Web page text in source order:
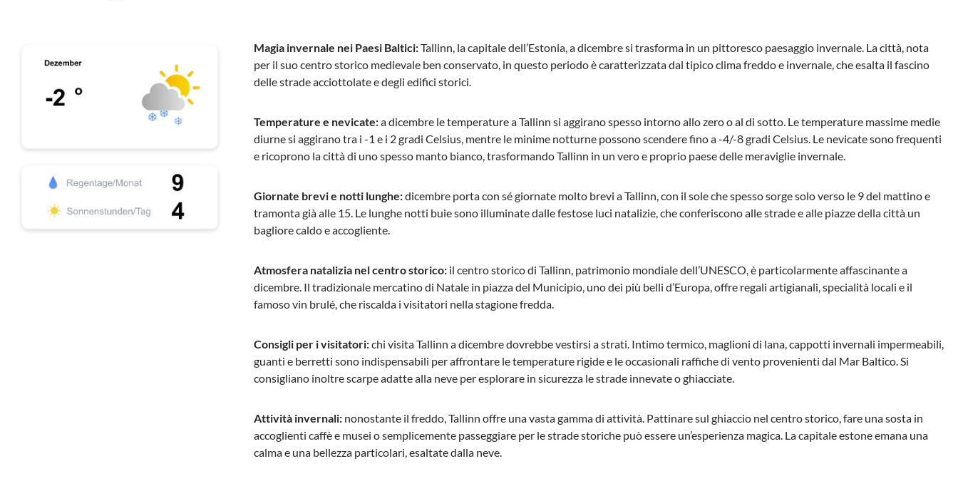
Magia invernale nei Paesi Baltici:Tallinn, la capitale dell’Estonia, a dicembre si trasforma in un pittoresco paesaggio invernale. La città, nota
per il suo centro storico medievale ben conservato, in questo periodo è caratterizzata dal tipico clima freddo e invernale, che esalta il fascino
delle strade acciottolate e degli edifici storici.
Temperature e nevicate:a dicembre le temperature a Tallinn si aggirano spesso intorno allo zero o al di sotto. Le temperature massime medie
diurne si aggirano tra i -1 e i 2 gradi Celsius, mentre le minime notturne possono scendere fino a -4/-8 gradi Celsius. Le nevicate sono frequenti
e ricoprono la città di uno spesso manto bianco, trasformando Tallinn in un vero e proprio paese delle meraviglie invernale.
Giornate brevi e notti lunghe:dicembre porta con sé giornate molto brevi a Tallinn, con il sole che spesso sorge solo verso le 9 del mattino e
tramonta già alle 15. Le lunghe notti buie sono illuminate dalle festose luci natalizie, che conferiscono alle strade e alle piazze della città un
bagliore caldo e accogliente.
Atmosfera natalizia nel centro storico: il centro storico di Tallinn, patrimonio mondiale dell’UNESCO, è particolarmente affascinante a
dicembre. Il tradizionale mercatino di Natale in piazza del Municipio, uno dei più belli d’Europa, offre regali artigianali, specialità locali e il
famoso vin brulé, che riscalda i visitatori nella stagione fredda.
Consigli per i visitatori:chi visita Tallinn a dicembre dovrebbe vestirsi a strati. Intimo termico, maglioni di lana, cappotti invernali impermeabili,
guanti e berretti sono indispensabili per affrontare le temperature rigide e le occasionali raffiche di vento provenienti dal Mar Baltico. Si
consigliano inoltre scarpe adatte alla neve per esplorare in sicurezza le strade innevate o ghiacciate.
Attività invernali: nonostante il freddo, Tallinn offre una vasta gamma di attività. Pattinare sul ghiaccio nel centro storico, fare una sosta in
accoglienti caffè e musei o semplicemente passeggiare per le strade storiche può essere un’esperienza magica. La capitale estone emana una
calma e una bellezza particolari, esaltate dalla neve.